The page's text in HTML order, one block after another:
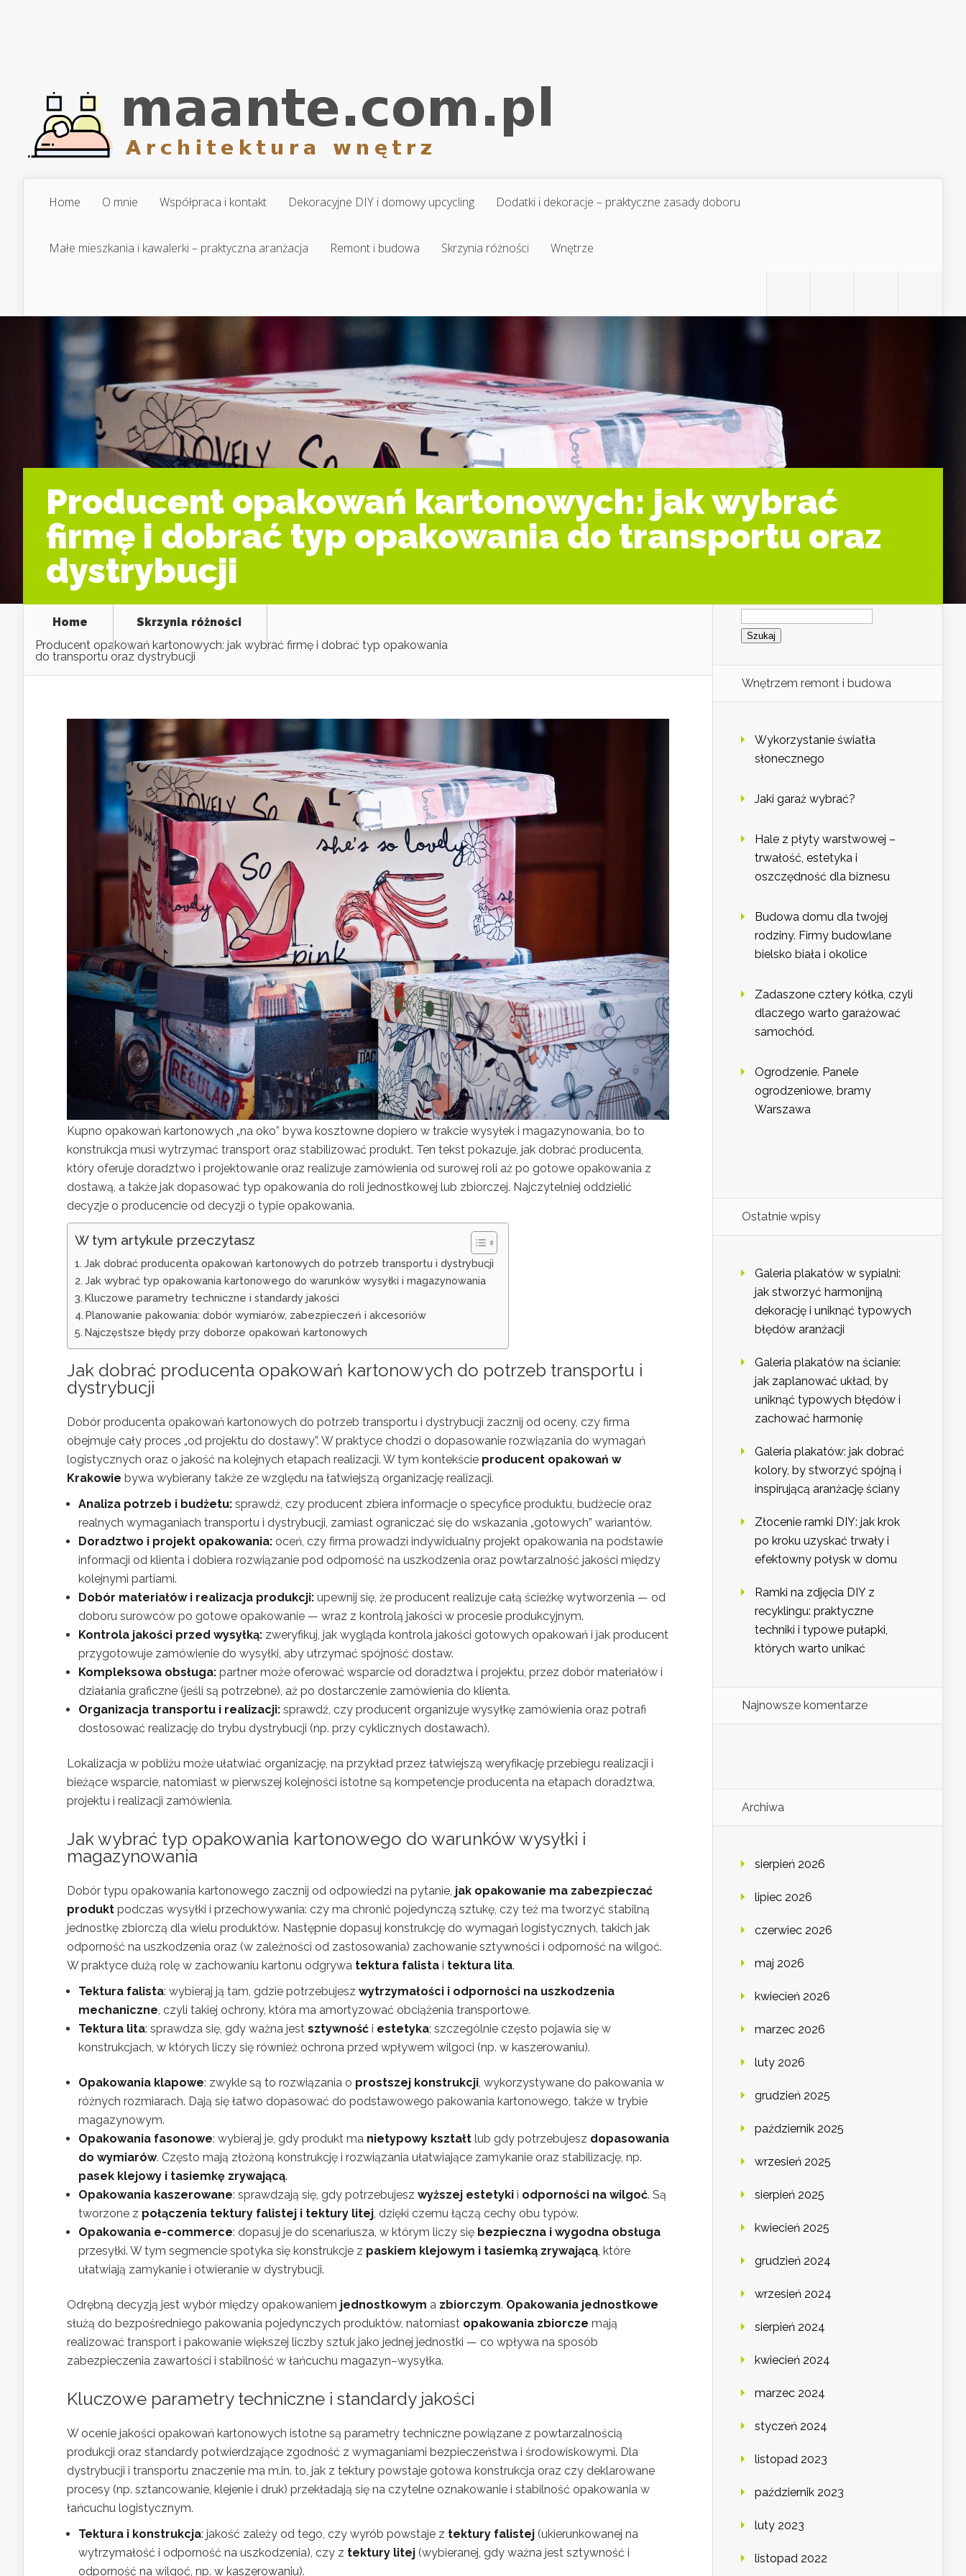
Home O mnie Współpraca i kontakt Dekoracyjne DIY i domowy upcycling Dodatki i dekoracje – praktyczne zasady doboru
Małe mieszkania i kawalerki – praktyczna aranżacja Remont i budowa Skrzynia różności Wnętrze
Producent opakowań kartonowych: jak wybrać
firmę i dobrać typ opakowania do transportu oraz
dystrybucji
Home
Skrzynia różności
Producent opakowań kartonowych: jak wybrać firmę i dobrać typ opakowania
do transportu oraz dystrybucji
Kupno opakowań kartonowych „na oko” bywa kosztowne dopiero w trakcie wysyłek i magazynowania, bo to
konstrukcja musi wytrzymać transport oraz stabilizować produkt. Ten tekst pokazuje, jak dobrać producenta,
który oferuje doradztwo i projektowanie oraz realizuje zamówienia od surowej roli aż po gotowe opakowania z
dostawą, a także jak dopasować typ opakowania do roli jednostkowej lub zbiorczej. Najczytelniej oddzielić
decyzje o producencie od decyzji o typie opakowania.
W tym artykule przeczytasz
Jak dobrać producenta opakowań kartonowych do potrzeb transportu i dystrybucji
Jak wybrać typ opakowania kartonowego do warunków wysyłki i magazynowania
Kluczowe parametry techniczne i standardy jakości
Planowanie pakowania: dobór wymiarów, zabezpieczeń i akcesoriów
Najczęstsze błędy przy doborze opakowań kartonowych
Jak dobrać producenta opakowań kartonowych do potrzeb transportu i
dystrybucji
Dobór producenta opakowań kartonowych do potrzeb transportu i dystrybucji zacznij od oceny, czy firma
obejmuje cały proces „od projektu do dostawy”. W praktyce chodzi o dopasowanie rozwiązania do wymagań
logistycznych oraz o jakość na kolejnych etapach realizacji. W tym kontekście producent opakowań w
Krakowie bywa wybierany także ze względu na łatwiejszą organizację realizacji.
Analiza potrzeb i budżetu: sprawdź, czy producent zbiera informacje o specyfice produktu, budżecie oraz
realnych wymaganiach transportu i dystrybucji, zamiast ograniczać się do wskazania „gotowych” wariantów.
Doradztwo i projekt opakowania: oceń, czy firma prowadzi indywidualny projekt opakowania na podstawie
informacji od klienta i dobiera rozwiązanie pod odporność na uszkodzenia oraz powtarzalność jakości między
kolejnymi partiami.
Dobór materiałów i realizacja produkcji: upewnij się, że producent realizuje całą ścieżkę wytworzenia — od
doboru surowców po gotowe opakowanie — wraz z kontrolą jakości w procesie produkcyjnym.
Kontrola jakości przed wysyłką: zweryfikuj, jak wygląda kontrola jakości gotowych opakowań i jak producent
przygotowuje zamówienie do wysyłki, aby utrzymać spójność dostaw.
Kompleksowa obsługa: partner może oferować wsparcie od doradztwa i projektu, przez dobór materiałów i
działania graficzne (jeśli są potrzebne), aż po dostarczenie zamówienia do klienta.
Organizacja transportu i realizacji: sprawdź, czy producent organizuje wysyłkę zamówienia oraz potrafi
dostosować realizację do trybu dystrybucji (np. przy cyklicznych dostawach).
Lokalizacja w pobliżu może ułatwiać organizację, na przykład przez łatwiejszą weryfikację przebiegu realizacji i
bieżące wsparcie, natomiast w pierwszej kolejności istotne są kompetencje producenta na etapach doradztwa,
projektu i realizacji zamówienia.
Jak wybrać typ opakowania kartonowego do warunków wysyłki i
magazynowania
Dobór typu opakowania kartonowego zacznij od odpowiedzi na pytanie, jak opakowanie ma zabezpieczać
produkt podczas wysyłki i przechowywania: czy ma chronić pojedynczą sztukę, czy też ma tworzyć stabilną
jednostkę zbiorczą dla wielu produktów. Następnie dopasuj konstrukcję do wymagań logistycznych, takich jak
odporność na uszkodzenia oraz (w zależności od zastosowania) zachowanie sztywności i odporność na wilgoć.
W praktyce dużą rolę w zachowaniu kartonu odgrywa tektura falista i tektura lita.
Tektura falista: wybieraj ją tam, gdzie potrzebujesz wytrzymałości i odporności na uszkodzenia
mechaniczne, czyli takiej ochrony, która ma amortyzować obciążenia transportowe.
Tektura lita: sprawdza się, gdy ważna jest sztywność i estetyka; szczególnie często pojawia się w
konstrukcjach, w których liczy się również ochrona przed wpływem wilgoci (np. w kaszerowaniu).
Opakowania klapowe: zwykle są to rozwiązania o prostszej konstrukcji, wykorzystywane do pakowania w
różnych rozmiarach. Dają się łatwo dopasować do podstawowego pakowania kartonowego, także w trybie
magazynowym.
Opakowania fasonowe: wybieraj je, gdy produkt ma nietypowy kształt lub gdy potrzebujesz dopasowania
do wymiarów. Często mają złożoną konstrukcję i rozwiązania ułatwiające zamykanie oraz stabilizację, np.
pasek klejowy i tasiemkę zrywającą.
Opakowania kaszerowane: sprawdzają się, gdy potrzebujesz wyższej estetyki i odporności na wilgoć. Są
tworzone z połączenia tektury falistej i tektury litej, dzięki czemu łączą cechy obu typów.
Opakowania e-commerce: dopasuj je do scenariusza, w którym liczy się bezpieczna i wygodna obsługa
przesyłki. W tym segmencie spotyka się konstrukcje z paskiem klejowym i tasiemką zrywającą, które
ułatwiają zamykanie i otwieranie w dystrybucji.
Odrębną decyzją jest wybór między opakowaniem jednostkowym a zbiorczym. Opakowania jednostkowe
służą do bezpośredniego pakowania pojedynczych produktów, natomiast opakowania zbiorcze mają
realizować transport i pakowanie większej liczby sztuk jako jednej jednostki — co wpływa na sposób
zabezpieczenia zawartości i stabilność w łańcuchu magazyn–wysyłka.
Kluczowe parametry techniczne i standardy jakości
W ocenie jakości opakowań kartonowych istotne są parametry techniczne powiązane z powtarzalnością
produkcji oraz standardy potwierdzające zgodność z wymaganiami bezpieczeństwa i środowiskowymi. Dla
dystrybucji i transportu znaczenie ma m.in. to, jak z tektury powstaje gotowa konstrukcja oraz czy deklarowane
procesy (np. sztancowanie, klejenie i druk) przekładają się na czytelne oznakowanie i stabilność opakowania w
łańcuchu logistycznym.
Tektura i konstrukcja: jakość zależy od tego, czy wyrób powstaje z tektury falistej (ukierunkowanej na
wytrzymałość i odporność na uszkodzenia), czy z tektury litej (wybieranej, gdy ważna jest sztywność i
odporność na wilgoć, np. w kaszerowaniu).
Szukaj:
Wnętrzem remont i budowa
Wykorzystanie światła
słonecznego
Jaki garaż wybrać?
Hale z płyty warstwowej –
trwałość, estetyka i
oszczędność dla biznesu
Budowa domu dla twojej
rodziny. Firmy budowlane
bielsko biała i okolice
Zadaszone cztery kółka, czyli
dlaczego warto garażować
samochód.
Ogrodzenie. Panele
ogrodzeniowe, bramy
Warszawa
Ostatnie wpisy
Galeria plakatów w sypialni:
jak stworzyć harmonijną
dekorację i uniknąć typowych
błędów aranżacji
Galeria plakatów na ścianie:
jak zaplanować układ, by
uniknąć typowych błędów i
zachować harmonię
Galeria plakatów: jak dobrać
kolory, by stworzyć spójną i
inspirującą aranżację ściany
Złocenie ramki DIY: jak krok
po kroku uzyskać trwały i
efektowny połysk w domu
Ramki na zdjęcia DIY z
recyklingu: praktyczne
techniki i typowe pułapki,
których warto unikać
Najnowsze komentarze
Archiwa
sierpień 2026
lipiec 2026
czerwiec 2026
maj 2026
kwiecień 2026
marzec 2026
luty 2026
grudzień 2025
październik 2025
wrzesień 2025
sierpień 2025
kwiecień 2025
grudzień 2024
wrzesień 2024
sierpień 2024
kwiecień 2024
marzec 2024
styczeń 2024
listopad 2023
październik 2023
luty 2023
listopad 2022